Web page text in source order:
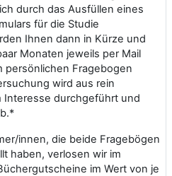
durch das Ausfüllen eines
für die Studie
Ihnen dann in Kürze und
Monaten jeweils per Mail
persönlichen Fragebogen
wird aus rein
Interesse durchgeführt und
innen, die beide Fragebögen
haben, verlosen wir im
im Wert von je